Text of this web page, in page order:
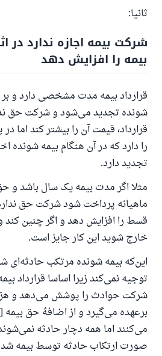
ثانیا:
شرکت بیمه اجازه ندارد در
بیمه را افزایش دهد
قرارداد بیمه مدت مشخصی دارد و
شونده تجدید می‌شود و شرکت حق
قرارداد، قیمت آن را بیشتر کند اما در
را دارد که در آن هنگام بیمه شونده
تجدید دارد.
مثلا اگر مدت بیمه یک سال باشد و
ماهیانه پرداخت شود شرکت حق
قسط را افزایش دهد و اگر چنین کند و
خارج شوید این کار جایز است.
این‌که بیمه شونده مرتکب حادثه‌ای
توجیه نمی‌کند زیرا اساسا قرارداد
شرکت حوادث را پوشش می‌دهد و
برعهده می‌گیرد و از اضافهٔ حق
می‌کنند اما همه دچار حادثه
صورت ارتکاب حادثه توسط بیمه
پاسخ
را نجات
از پرسش تا پاسخ، کمک مالی شما
یاری می‌دهد.
رسول الله صلی الله علیه
آنکه به سوی خیری راهنمایی کند
دهنده‌اش را
(مسلم: ۱۸۹۳)
همکاری